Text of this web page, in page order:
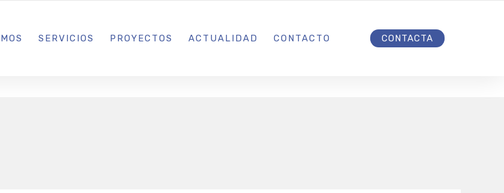
· BARCELONA
SERVICIOS PROYECTOS ACTUALIDAD CONTACTO CONTACTA